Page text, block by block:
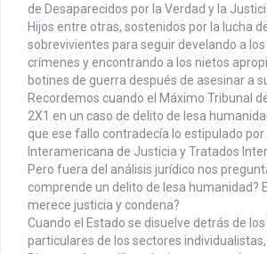
de Desaparecidos por la Verdad y la
Hijos entre otras, sostenidos por la lucha
sobrevivientes para seguir develando a
crímenes y encontrando a los nietos
botines de guerra después de asesinar a
Recordemos cuando el Máximo Tribunal
2X1 en un caso de delito de lesa
que ese fallo contradecía lo estipulado por
Interamericana de Justicia y Tratados
Pero fuera del análisis jurídico nos
comprende un delito de lesa humanidad?
merece justicia y condena?
Cuando el Estado se disuelve detrás de
particulares de los sectores